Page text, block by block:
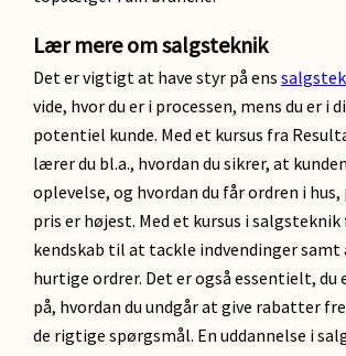
Lær mere om salgsteknik
Det er vigtigt at have styr på ens
vide, hvor du er i processen, mens du er i
potentiel kunde. Med et kursus fra
lærer du bl.a., hvordan du sikrer, at
oplevelse, og hvordan du får ordren i
pris er højest. Med et kursus i salgsteknik
kendskab til at tackle indvendinger
hurtige ordrer. Det er også essentielt,
på, hvordan du undgår at give rabatter
de rigtige spørgsmål. En uddannelse i